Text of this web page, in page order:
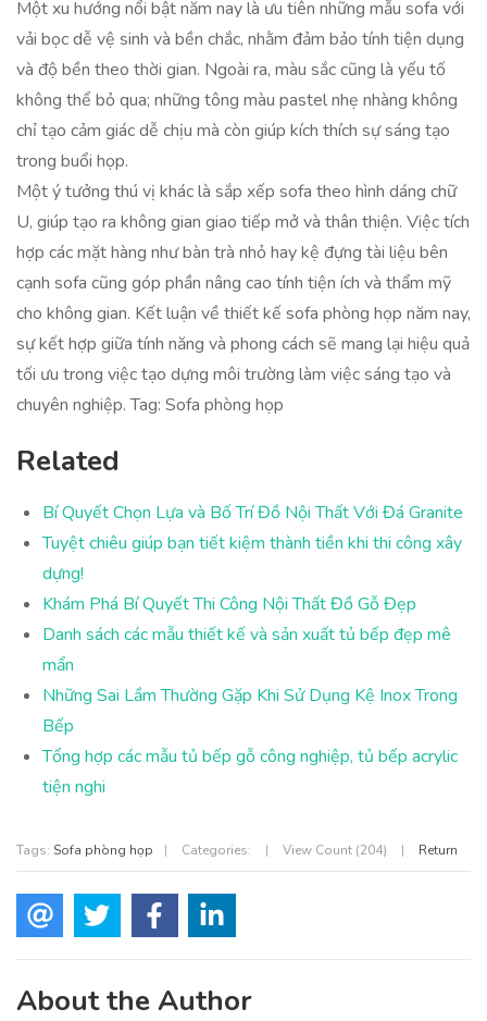
Một xu hướng nổi bật năm nay là ưu tiên những mẫu sofa với
vải bọc dễ vệ sinh và bền chắc, nhằm đảm bảo tính tiện dụng
và độ bền theo thời gian. Ngoài ra, màu sắc cũng là yếu tố
không thể bỏ qua; những tông màu pastel nhẹ nhàng không
chỉ tạo cảm giác dễ chịu mà còn giúp kích thích sự sáng tạo
trong buổi họp.
Một ý tưởng thú vị khác là sắp xếp sofa theo hình dáng chữ
U, giúp tạo ra không gian giao tiếp mở và thân thiện. Việc tích
hợp các mặt hàng như bàn trà nhỏ hay kệ đựng tài liệu bên
cạnh sofa cũng góp phần nâng cao tính tiện ích và thẩm mỹ
cho không gian. Kết luận về thiết kế sofa phòng họp năm nay,
sự kết hợp giữa tính năng và phong cách sẽ mang lại hiệu quả
tối ưu trong việc tạo dựng môi trường làm việc sáng tạo và
chuyên nghiệp. Tag: Sofa phòng họp
Related
Bí Quyết Chọn Lựa và Bố Trí Đồ Nội Thất Với Đá Granite
Tuyệt chiêu giúp bạn tiết kiệm thành tiền khi thi công xây
dựng!
Khám Phá Bí Quyết Thi Công Nội Thất Đồ Gỗ Đẹp
Danh sách các mẫu thiết kế và sản xuất tủ bếp đẹp mê
mẩn
Những Sai Lầm Thường Gặp Khi Sử Dụng Kệ Inox Trong
Bếp
Tổng hợp các mẫu tủ bếp gỗ công nghiệp, tủ bếp acrylic
tiện nghi
Tags: Sofa phòng họp | Categories: | View Count (204) | Return
About the Author